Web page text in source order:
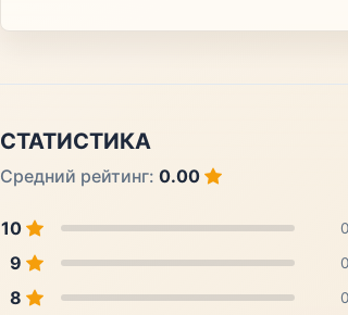
СТАТИСТИКА
Средний рейтинг: 0.00
10 0
9 0
8 0